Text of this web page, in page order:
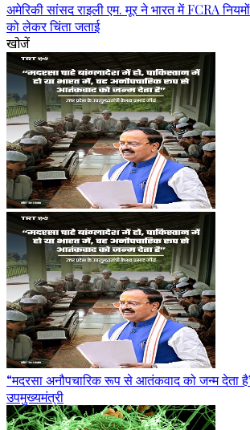
अमेरिकी सांसद राइली एम. मूर ने भारत में FCRA
को लेकर चिंता जताई
खोजें
“मदरसा अनौपचारिक रूप से आतंकवाद को जन्म देता
उपमुख्यमंत्री